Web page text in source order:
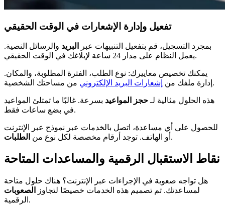
تفعيل وإدارة الإشعارات في الوقت الحقيقي
بمجرد التسجيل، قم بتفعيل التنبيهات عبر البريد والرسائل النصية.
يعمل النظام على مدار 24 ساعة لإبلاغك في الوقت الحقيقي.
يمكنك تخصيص معاييرك: نوع الطلب، الفترة المطلوبة، والمكان.
إدارة ملفك من إشعارات البريد الإلكتروني من مساحتك الشخصية.
هذه الحلول مثالية لـ حجز المواعيد بسرعة. غالبًا ما تمتلئ المواعيد
في بضع ساعات فقط.
للحصول على أي مساعدة، اتصل بالخدمات عبر نموذج عبر الإنترنت
أو الهاتف. توجد أرقام مخصصة لكل نوع من الطلبات .
نقاط الاستقبال الرقمية والمساعدات المتاحة
هل تواجه صعوبة في الإجراءات عبر الإنترنت؟ هناك حلول متاحة
لمساعدتك. تم تصميم هذه الخدمات خصيصًا لتجاوز
الصعوبات
الرقمية.